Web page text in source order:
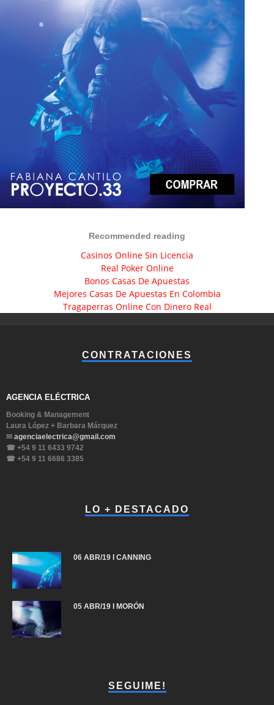
Recommended reading
Casinos Online Sin Licencia
Real Poker Online
Bonos Casas De Apuestas
Mejores Casas De Apuestas En Colombia
Tragaperras Online Con Dinero Real
CONTRATACIONES
AGENCIA ELÉCTRICA
Booking & Management
Laura López + Barbara Márquez
✉ agenciaelectrica@gmail.com
☎ +54 9 11 6433 9742
☎ +54 9 11 6686 3385
LO + DESTACADO
06 ABR/19 I CANNING
05 ABR/19 I MORÓN
SEGUIME!